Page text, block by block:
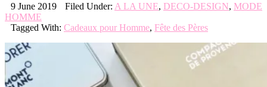
9 June 2019 Filed Under: A LA UNE, DECO-DESIGN, MODE
HOMME
Tagged With: Cadeaux pour Homme, Fête des Pères